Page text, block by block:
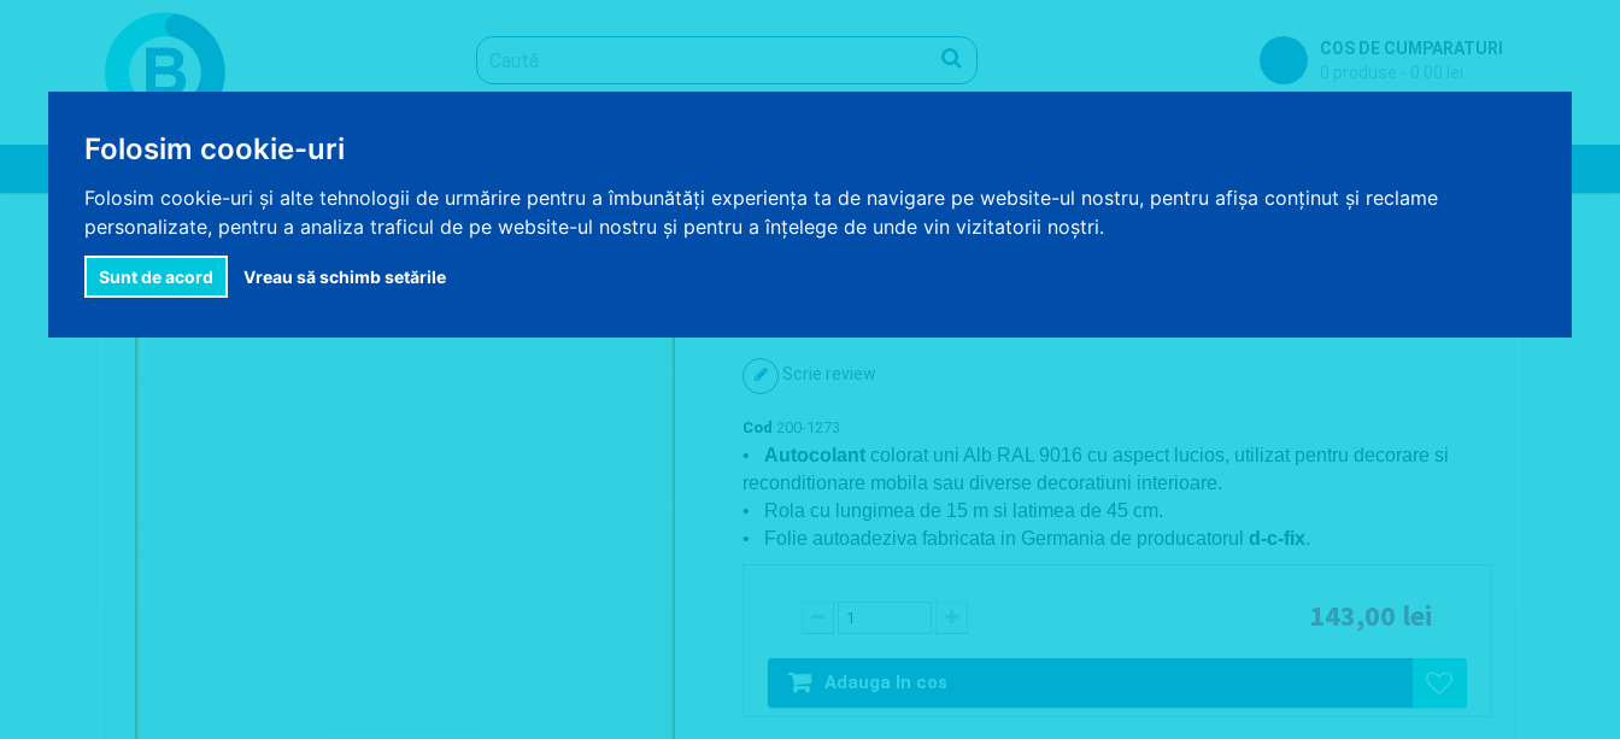
Folosim cookie-uri
Folosim cookie-uri și alte tehnologii de urmărire pentru a îmbunătăți experiența ta de navigare pe website-ul nostru, pentru afișa conținut și reclame
personalizate, pentru a analiza traficul de pe website-ul nostru și pentru a înțelege de unde vin vizitatorii noștri.
Sunt de acord Vreau să schimb setările
COS DE CUMPARATURI
Acasa Despre noi
ACASA > AUTOCOLANT > AUTOCOLANT COLORAT UNI > AUTOCOLANT ALB RAL 9016 LUCIOS 45 CM
Scrie review
Cod 200-1273
• Autocolant colorat uni Alb RAL 9016 cu aspect lucios, utilizat pentru decorare si
reconditionare mobila sau diverse decoratiuni interioare.
• Rola cu lungimea de 15 m si latimea de 45 cm.
• Folie autoadeziva fabricata in Germania de producatorul d-c-fix.
143,00 lei
Adauga In cos